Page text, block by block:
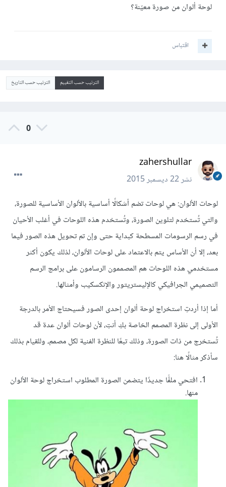
لوحة ألوان من صورة معيّنة؟
اقتباس
الترتيب حسب التقييم الترتيب حسب التاريخ
0
zahershullar
نشر22 ديسمبر 2015
لوحات الألوان: هي لوحات تضم أشكالًا أساسية بالألوان الأساسية للصورة،
والتي تُستخدم لتلوين الصورة، وتُستخدم هذه اللوحات في أغلب الأحيان
في رسم الرسومات المسطحة كبداية حتى وإن تم تحويل هذه الصور فيما
بعد، إلا أن الأساس يتم بالاعتماد على لوحات الألوان، لذلك يكون أكثر
مستخدمي هذه اللوحات هم المصممون الرسامون على برامج الرسم
التصميمي الجرافيكي كالإليستريتور والإنكسكيب وأمثالها.
أما إذا أردتِ استخراج لوحة ألوان إحدى الصور فسيحتاج الأمر بالدرجة
الأولى إلى نظرة المصمم الخاصة بكِ أنتِ، لأن لوحات ألوان عدة قد
تُستخرج من ذات الصورة، وذلك تبعًا للنظرة الفنية لكل مصمم، وللقيام بذلك
سأذكر مثالًا هنا:
افتحي ملفًّا جديدًا يتضمن الصورة المطلوب استخراج لوحة الألوان
منها.